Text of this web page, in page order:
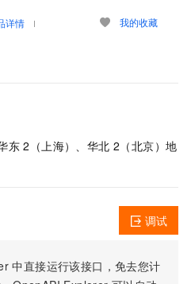
详情 我的收藏
东 2（上海）、华北 2（北京）地
中直接运行该接口，免去您计
调试